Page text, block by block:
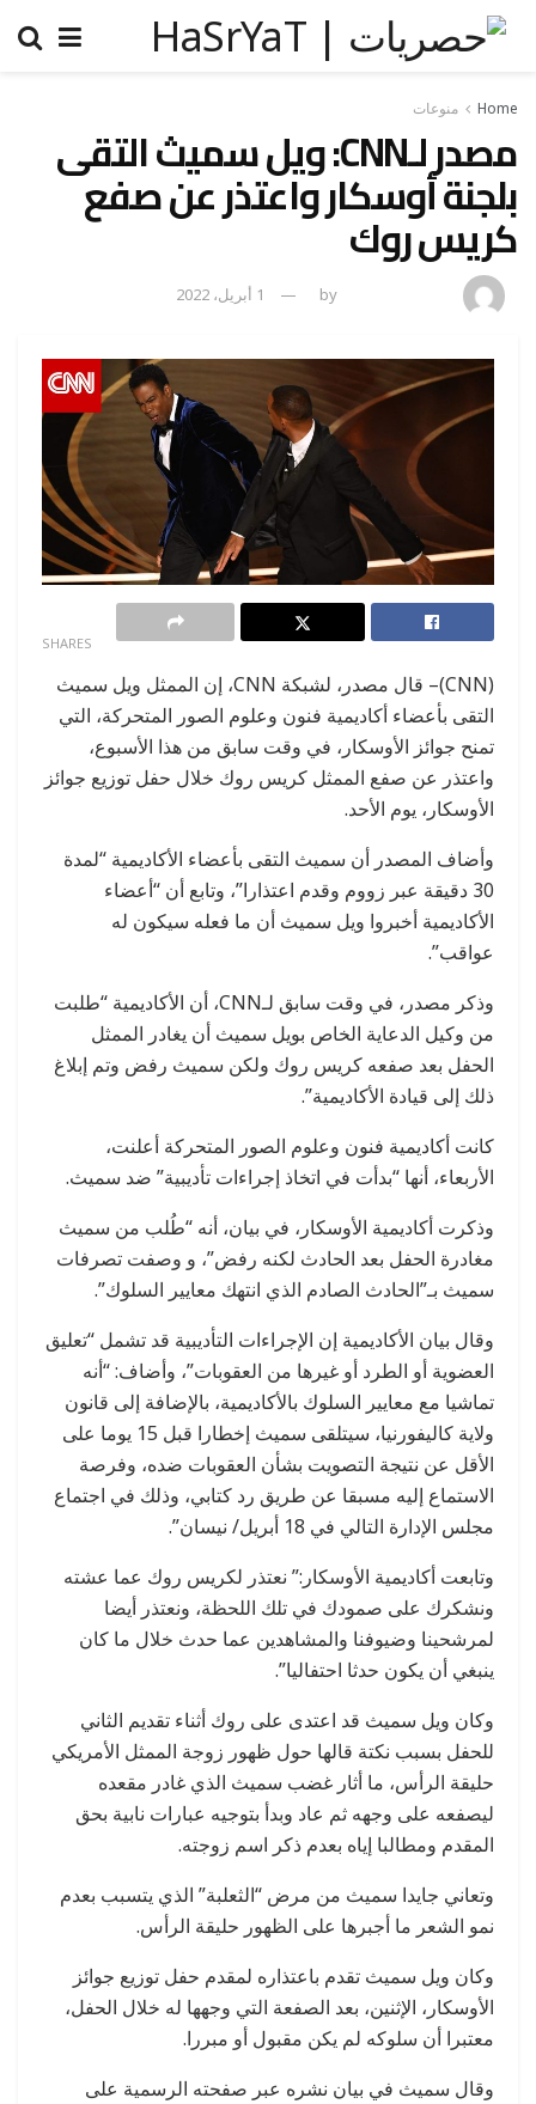
Home منوعات
مصدر لـCNN: ويل سميث التقى
بلجنة أوسكار واعتذر عن صفع
كريس روك
by 1 أبريل، 2022
SHARES
(CNN)– قال مصدر، لشبكة CNN، إن الممثل ويل سميث
التقى بأعضاء أكاديمية فنون وعلوم الصور المتحركة، التي
تمنح جوائز الأوسكار، في وقت سابق من هذا الأسبوع،
واعتذر عن صفع الممثل كريس روك خلال حفل توزيع جوائز
الأوسكار، يوم الأحد.
وأضاف المصدر أن سميث التقى بأعضاء الأكاديمية “لمدة
30 دقيقة عبر زووم وقدم اعتذارا”، وتابع أن “أعضاء
الأكاديمية أخبروا ويل سميث أن ما فعله سيكون له
عواقب”.
وذكر مصدر، في وقت سابق لـCNN، أن الأكاديمية “طلبت
من وكيل الدعاية الخاص بويل سميث أن يغادر الممثل
الحفل بعد صفعه كريس روك ولكن سميث رفض وتم إبلاغ
ذلك إلى قيادة الأكاديمية”.
كانت أكاديمية فنون وعلوم الصور المتحركة أعلنت،
الأربعاء، أنها “بدأت في اتخاذ إجراءات تأديبية” ضد سميث.
وذكرت أكاديمية الأوسكار، في بيان، أنه “طُلب من سميث
مغادرة الحفل بعد الحادث لكنه رفض”، و وصفت تصرفات
سميث بـ”الحادث الصادم الذي انتهك معايير السلوك”.
وقال بيان الأكاديمية إن الإجراءات التأديبية قد تشمل “تعليق
العضوية أو الطرد أو غيرها من العقوبات”، وأضاف: “أنه
تماشيا مع معايير السلوك بالأكاديمية، بالإضافة إلى قانون
ولاية كاليفورنيا، سيتلقى سميث إخطارا قبل 15 يوما على
الأقل عن نتيجة التصويت بشأن العقوبات ضده، وفرصة
الاستماع إليه مسبقا عن طريق رد كتابي، وذلك في اجتماع
مجلس الإدارة التالي في 18 أبريل/ نيسان”.
وتابعت أكاديمية الأوسكار:” نعتذر لكريس روك عما عشته
ونشكرك على صمودك في تلك اللحظة، ونعتذر أيضا
لمرشحينا وضيوفنا والمشاهدين عما حدث خلال ما كان
ينبغي أن يكون حدثا احتفاليا”.
وكان ويل سميث قد اعتدى على روك أثناء تقديم الثاني
للحفل بسبب نكتة قالها حول ظهور زوجة الممثل الأمريكي
حليقة الرأس، ما أثار غضب سميث الذي غادر مقعده
ليصفعه على وجهه ثم عاد وبدأ بتوجيه عبارات نابية بحق
المقدم ومطالبا إياه بعدم ذكر اسم زوجته.
وتعاني جايدا سميث من مرض “الثعلبة” الذي يتسبب بعدم
نمو الشعر ما أجبرها على الظهور حليقة الرأس.
وكان ويل سميث تقدم باعتذاره لمقدم حفل توزيع جوائز
الأوسكار، الإثنين، بعد الصفعة التي وجهها له خلال الحفل،
معتبرا أن سلوكه لم يكن مقبول أو مبررا.
وقال سميث في بيان نشره عبر صفحته الرسمية على